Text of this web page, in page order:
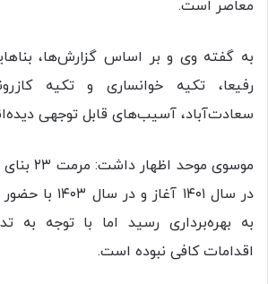
معاصر است.
به گفته وی و بر اساس گزارش‌ها،
رفیعا، تکیه خوانساری و تکیه
سعادت‌آباد، آسیب‌های قابل توجهی
موسوی موحد
در سال ۱۴۰۱
به بهره‌برداری رسید اما با توجه به
اقدامات کافی نبوده است.